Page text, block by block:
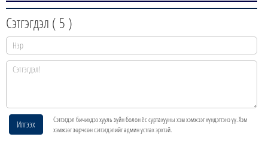
Сэтгэгдэл ( 5 )
Илгээх
Сэтгэгдэл бичихдээ хууль зүйн болон ёс суртахууны хэм хэмжээг хүндэтгэнэ үү. Хэм
хэмжээг зөрчсөн сэтгэгдэлийг админ устгах эрхтэй.